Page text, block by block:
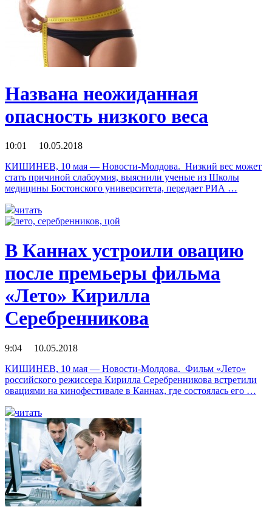
Названа неожиданная
опасность низкого веса
10:01 10.05.2018
КИШИНЕВ, 10 мая — Новости-Молдова. Низкий вес может
стать причиной слабоумия, выяснили ученые из Школы
медицины Бостонского университета, передает РИА …
читать
В Каннах устроили овацию
после премьеры фильма
«Лето» Кирилла
Серебренникова
9:04 10.05.2018
КИШИНЕВ, 10 мая — Новости-Молдова. Фильм «Лето»
российского режиссера Кирилла Серебренникова встретили
овациями на кинофестивале в Каннах, где состоялась его …
читать